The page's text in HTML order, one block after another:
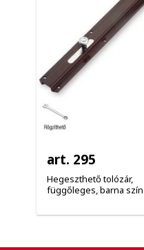
art. 295
Hegeszthető tolózár,
függőleges, barna